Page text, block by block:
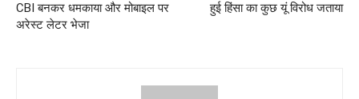
CBI बनकर धमकाया और मोबाइल पर
अरेस्ट लेटर भेजा
हुई हिंसा का कुछ यूं विरोध जताया